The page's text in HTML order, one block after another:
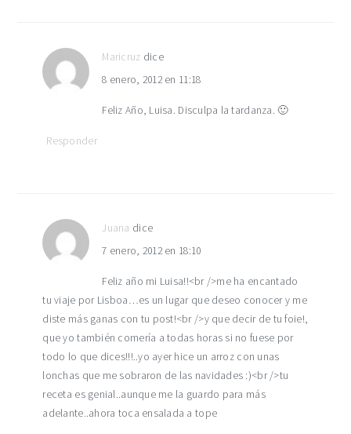
Maricruz dice
8 enero, 2012 en 11:18
Feliz Año, Luisa. Disculpa la tardanza. 🙂
Responder
Juana dice
7 enero, 2012 en 18:10
Feliz año mi Luisa!!<br />me ha encantado
tu viaje por Lisboa…es un lugar que deseo conocer y me
diste más ganas con tu post!<br />y que decir de tu foie!,
que yo también comería a todas horas si no fuese por
todo lo que dices!!!..yo ayer hice un arroz con unas
lonchas que me sobraron de las navidades :)<br />tu
receta es genial..aunque me la guardo para más
adelante..ahora toca ensalada a tope